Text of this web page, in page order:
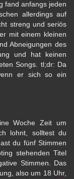
fand anfangs jeden
allerdings auf
streng und seriös
mit einem kleinen
Abneigungen des
und hat keinen
Songs. tl;dr: Da
er sich so ein
Woche Zeit um
lohnt, solltest du
du fünf Stimmen
stehenden Titel
Stimmen. Das
also um 18 Uhr,